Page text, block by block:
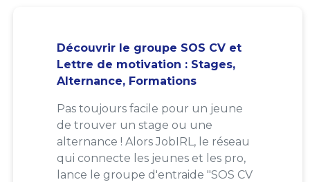
Découvrir le groupe SOS CV et
Lettre de motivation : Stages,
Alternance, Formations
Pas toujours facile pour un jeune
de trouver un stage ou une
alternance ! Alors JobIRL, le réseau
qui connecte les jeunes et les pro,
lance le groupe d'entraide "SOS CV